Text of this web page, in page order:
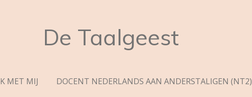
De Taalgeest
MET MIJ DOCENT NEDERLANDS AAN ANDERSTALIGEN (NT2)